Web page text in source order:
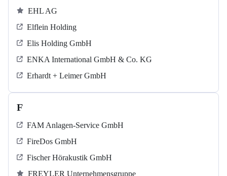
EHL AG
Elflein Holding
Elis Holding GmbH
ENKA International GmbH & Co. KG
Erhardt + Leimer GmbH
F
FAM Anlagen-Service GmbH
FireDos GmbH
Fischer Hörakustik GmbH
FREYLER Unternehmensgruppe